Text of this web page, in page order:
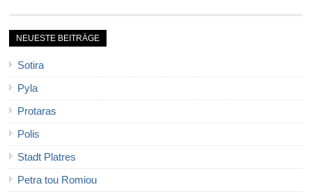
NEUESTE BEITRÄGE
Sotira
Pyla
Protaras
Polis
Stadt Platres
Petra tou Romiou